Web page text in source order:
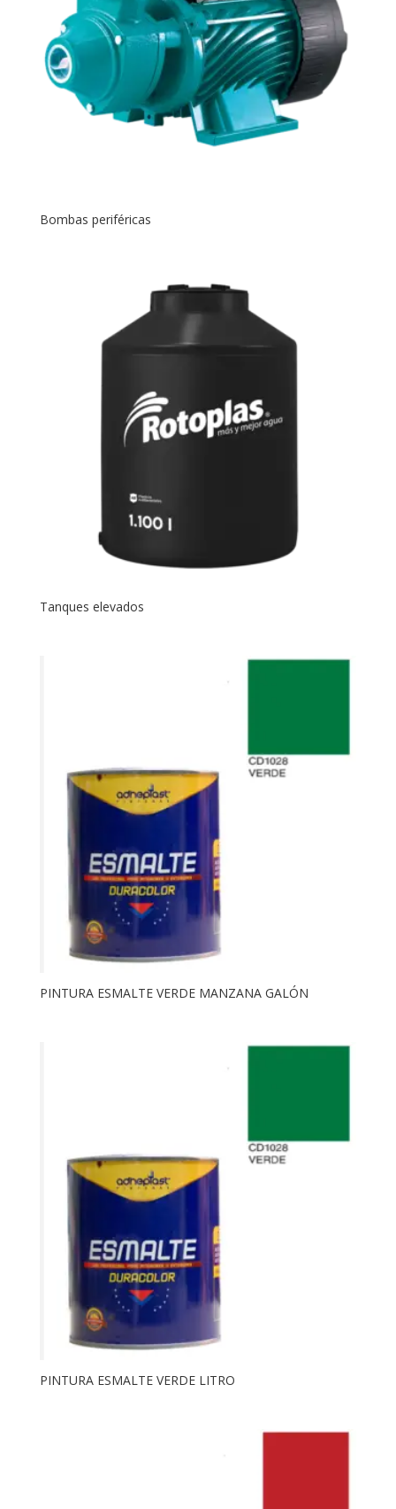
Bombas periféricas
Tanques elevados
PINTURA ESMALTE VERDE MANZANA GALÓN
PINTURA ESMALTE VERDE LITRO